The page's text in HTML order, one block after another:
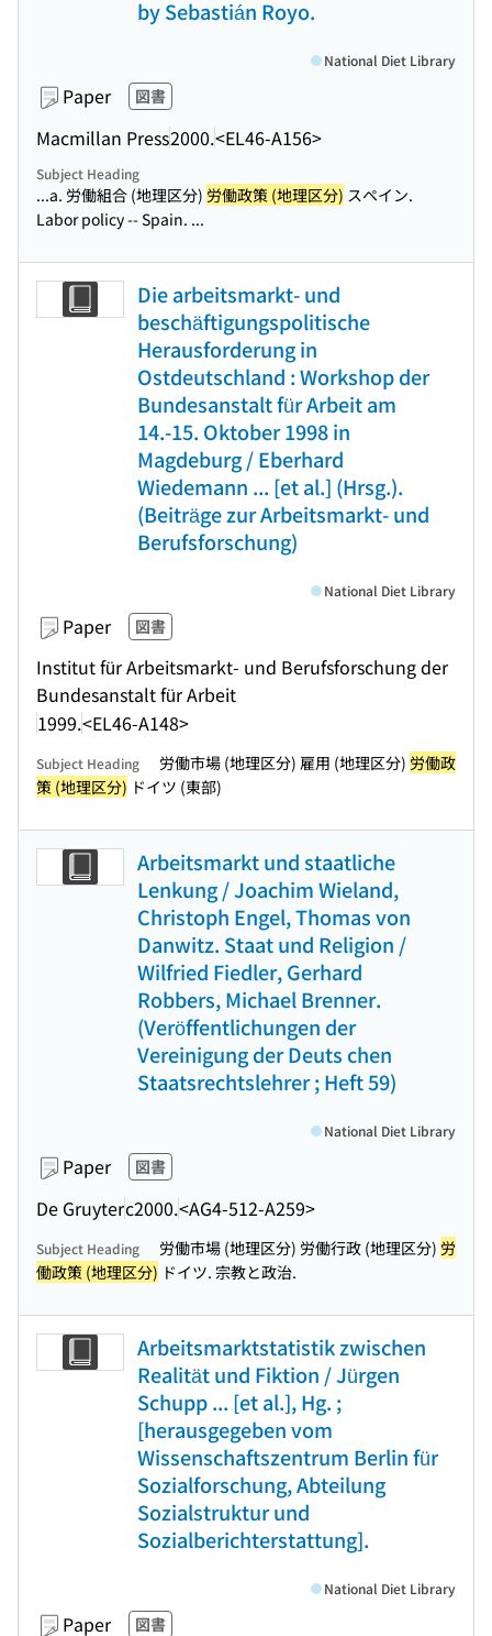
by Sebastián Royo.
Paper 図書
Macmillan Press2000.<EL46-A156>
National Diet Library
Subject Heading
...a. 労働組合 (地理区分) 労働政策 (地理区分) スペイン.
Labor policy -- Spain. ...
Die arbeitsmarkt- und
beschäftigungspolitische
Herausforderung in
Ostdeutschland : Workshop der
Bundesanstalt für Arbeit am
14.-15. Oktober 1998 in
Magdeburg / Eberhard
Wiedemann ... [et al.] (Hrsg.).
(Beiträge zur Arbeitsmarkt- und
Berufsforschung)
Paper 図書
Institut für Arbeitsmarkt- und Berufsforschung der
Bundesanstalt für Arbeit
1999.<EL46-A148>
National Diet Library
Subject Heading 労働市場 (地理区分) 雇用 (地理区分) 労働政
策 (地理区分) ドイツ (東部)
Arbeitsmarkt und staatliche
Lenkung / Joachim Wieland,
Christoph Engel, Thomas von
Danwitz. Staat und Religion /
Wilfried Fiedler, Gerhard
Robbers, Michael Brenner.
(Veröffentlichungen der
Vereinigung der Deuts chen
Staatsrechtslehrer ; Heft 59)
Paper 図書
De Gruyterc2000.<AG4-512-A259>
National Diet Library
Subject Heading 労働市場 (地理区分) 労働行政 (地理区分) 労
働政策 (地理区分) ドイツ. 宗教と政治.
Arbeitsmarktstatistik zwischen
Realität und Fiktion / Jürgen
Schupp ... [et al.], Hg. ;
[herausgegeben vom
Wissenschaftszentrum Berlin für
Sozialforschung, Abteilung
Sozialstruktur und
Sozialberichterstattung].
Paper 図書
National Diet Library